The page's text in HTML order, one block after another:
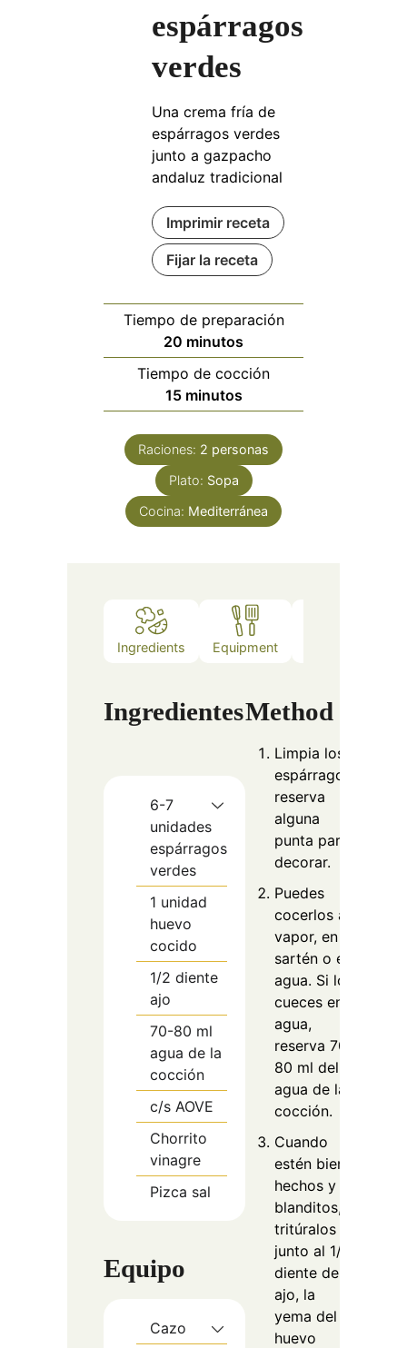
espárragos
verdes
Una crema fría de
espárragos verdes
junto a gazpacho
andaluz tradicional
Imprimir receta
Fijar la receta
Tiempo de preparación
20 minutos
minutos
Tiempo de cocción
15minutos
minutos
Raciones: 2 personas
Plato: Sopa
Cocina: Mediterránea
Ingredients Equipment
Ingredientes
6-7
unidades
espárragos
verdes
1 unidad
huevo
cocido
1/2 diente
ajo
70-80 ml
agua de la
cocción
c/s AOVE
Chorrito
vinagre
Pizca sal
Equipo
Cazo
Method
Limpia los
espárragos,
reserva
alguna
punta para
decorar.
Puedes
cocerlos al
vapor, en
sartén o en
agua. Si los
cueces en
agua,
reserva 70-
80 ml del
agua de la
cocción.
Cuando
estén bien
hechos y
blanditos,
tritúralos
junto al 1/2
diente de
ajo, la
yema del
huevo